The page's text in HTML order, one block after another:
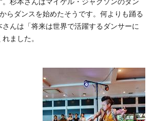
杉本さんはマイケル・ジャクソンのダン
らダンスを始めたそうです。何よりも踊る
さんは「将来は世界で活躍するダンサーに
ました。